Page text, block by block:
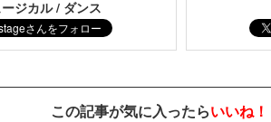
ジカル / ダンス
この記事が気に入ったらいいね！